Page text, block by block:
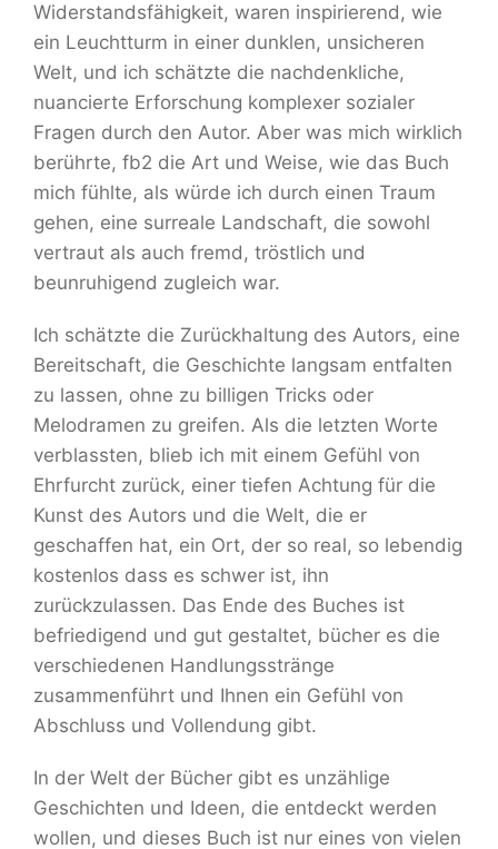
Widerstandsfähigkeit, waren inspirierend, wie
ein Leuchtturm in einer dunklen, unsicheren
Welt, und ich schätzte die nachdenkliche,
nuancierte Erforschung komplexer sozialer
Fragen durch den Autor. Aber was mich wirklich
berührte, fb2 die Art und Weise, wie das Buch
mich fühlte, als würde ich durch einen Traum
gehen, eine surreale Landschaft, die sowohl
vertraut als auch fremd, tröstlich und
beunruhigend zugleich war.
Ich schätzte die Zurückhaltung des Autors, eine
Bereitschaft, die Geschichte langsam entfalten
zu lassen, ohne zu billigen Tricks oder
Melodramen zu greifen. Als die letzten Worte
verblassten, blieb ich mit einem Gefühl von
Ehrfurcht zurück, einer tiefen Achtung für die
Kunst des Autors und die Welt, die er
geschaffen hat, ein Ort, der so real, so lebendig
kostenlos dass es schwer ist, ihn
zurückzulassen. Das Ende des Buches ist
befriedigend und gut gestaltet, bücher es die
verschiedenen Handlungsstränge
zusammenführt und Ihnen ein Gefühl von
Abschluss und Vollendung gibt.
In der Welt der Bücher gibt es unzählige
Geschichten und Ideen, die entdeckt werden
wollen, und dieses Buch ist nur eines von vielen